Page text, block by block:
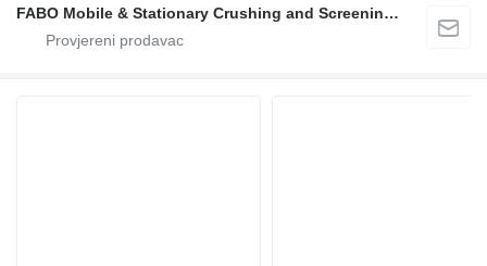
FABO Mobile & Stationary Crushing and Screening Plants | Concrete Batching Plants Manufacturer